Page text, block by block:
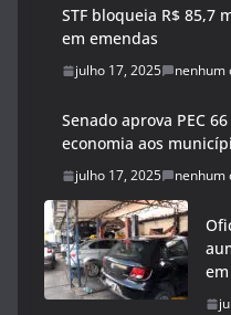
STF bloqueia R$ 85,7
em emendas
julho 17, 2025 nenhum
Senado aprova PEC
economia aos
julho 17, 2025 nenhum